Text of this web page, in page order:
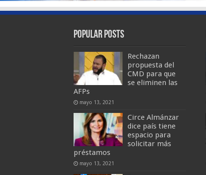
Popular Posts
Rechazan
propuesta del
CMD para que
se eliminen las
AFPs
mayo 13, 2021
Circe Almánzar
dice país tiene
espacio para
solicitar más
préstamos
mayo 13, 2021